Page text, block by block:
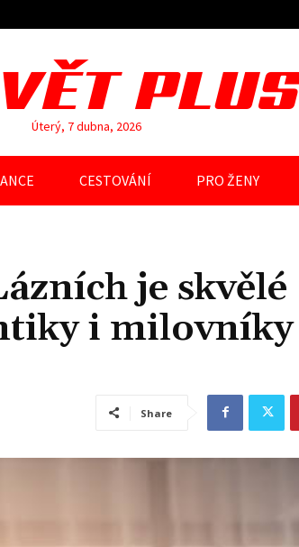
PLUS
Úterý, 7 dubna, 2026
CESTOVÁNÍ PRO ŽENY
je skvělé
i milovníky
Share